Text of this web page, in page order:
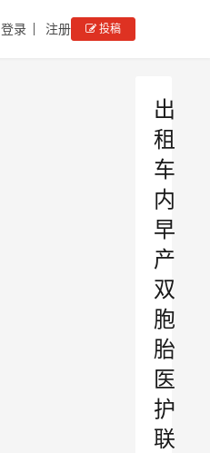
登录 注册 投稿
出
租
车
内
早
产
双
胞
胎
医
护
联